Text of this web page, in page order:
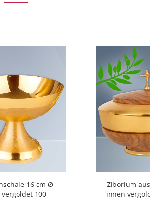
16 cm Ø
100
Hostien
Ziborium
innen